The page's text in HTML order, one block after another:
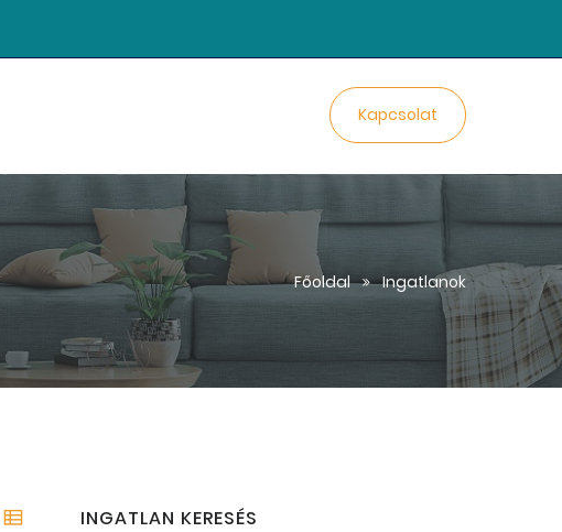
Kapcsolat
Főoldal Ingatlanok
INGATLAN KERESÉS